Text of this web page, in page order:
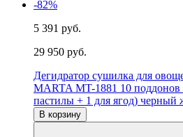
-82%
5 391 руб.
29 950 руб.
Дегидратор сушилка для
MARTA MT-1881 10
пастилы + 1 для ягод) черный
В корзину